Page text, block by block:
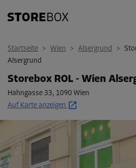
Startseite > Wien > Alsergrund >
Alsergrund
Storebox ROL - Wien
Hahngasse 33, 1090 Wien
Auf Karte anzeigen